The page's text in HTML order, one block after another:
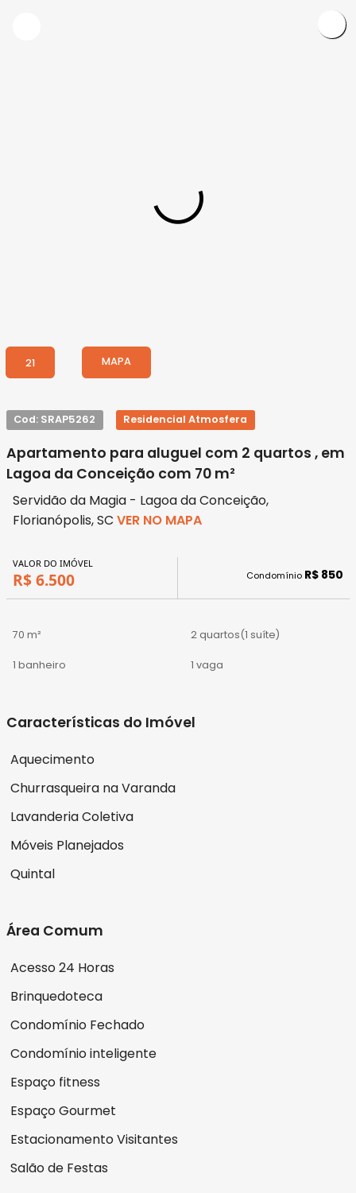
21 MAPA
Cod: SRAP5262 Residencial Atmosfera
Apartamento para aluguel com 2 quartos , em
Lagoa da Conceição com 70 m²
Servidão da Magia - Lagoa da Conceição,
Florianópolis, SC VER NO MAPA
VALOR DO IMÓVEL
R$ 6.500 Condomínio R$ 850
70 m² 2 quartos(1 suíte)
1 banheiro 1 vaga
Características do Imóvel
Aquecimento
Churrasqueira na Varanda
Lavanderia Coletiva
Móveis Planejados
Quintal
Área Comum
Acesso 24 Horas
Brinquedoteca
Condomínio Fechado
Condomínio inteligente
Espaço fitness
Espaço Gourmet
Estacionamento Visitantes
Salão de Festas